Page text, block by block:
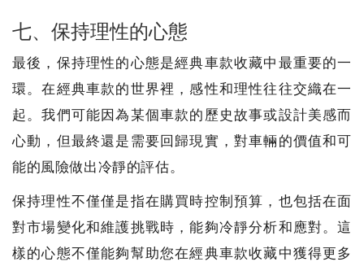
七、保持理性的心態
最後，保持理性的心態是經典車款收藏中最重要的一
環。在經典車款的世界裡，感性和理性往往交織在一
起。我們可能因為某個車款的歷史故事或設計美感而
心動，但最終還是需要回歸現實，對車輛的價值和可
能的風險做出冷靜的評估。
保持理性不僅僅是指在購買時控制預算，也包括在面
對市場變化和維護挑戰時，能夠冷靜分析和應對。這
樣的心態不僅能夠幫助您在經典車款收藏中獲得更多